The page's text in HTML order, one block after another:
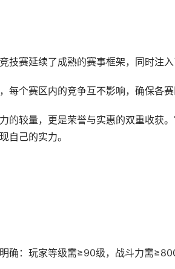
技赛延续了成熟的赛事框架，同时注入
每个赛区内的竞争互不影响，确保各赛
的较量，更是荣誉与实惠的双重收获
自己的实力。
确：玩家等级需≥90级，战斗力需